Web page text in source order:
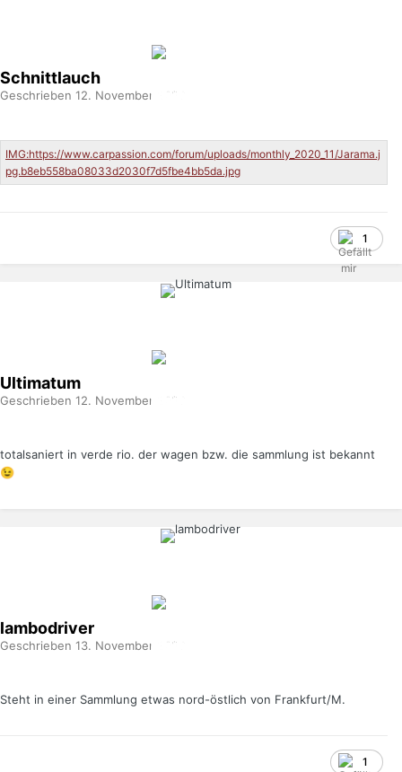
Schnittlauch
Geschrieben 12. November 2020
1
Ultimatum
Geschrieben 12. November 2020
totalsaniert in verde rio. der wagen bzw. die sammlung ist bekannt
😉
lambodriver
Geschrieben 13. November 2020
Steht in einer Sammlung etwas nord-östlich von Frankfurt/M.
1